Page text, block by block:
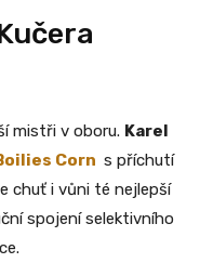
mistři v oboru. Karel
Corn s příchutí
chuť i vůni té nejlepší
spojení selektivního